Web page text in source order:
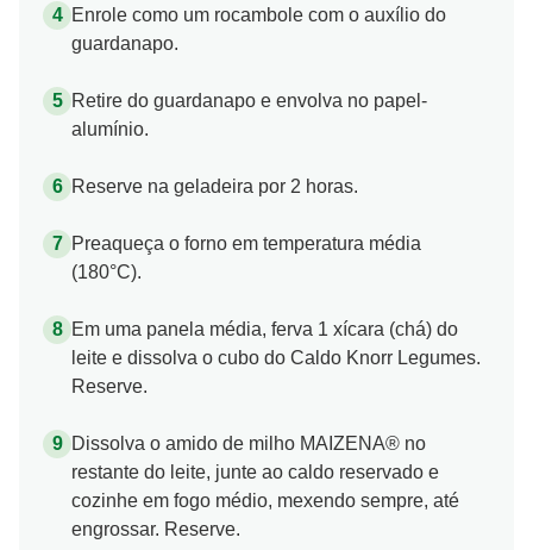
Enrole como um rocambole com o auxílio do
guardanapo.
Retire do guardanapo e envolva no papel-
alumínio.
Reserve na geladeira por 2 horas.
Preaqueça o forno em temperatura média
(180°C).
Em uma panela média, ferva 1 xícara (chá) do
leite e dissolva o cubo do Caldo Knorr Legumes.
Reserve.
Dissolva o amido de milho MAIZENA® no
restante do leite, junte ao caldo reservado e
cozinhe em fogo médio, mexendo sempre, até
engrossar. Reserve.